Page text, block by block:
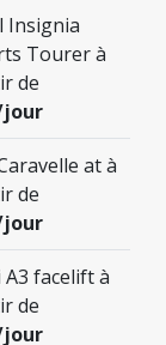
Insignia
Tourer à
de
jour
at à
de
jour
A3 facelift à
de
jour